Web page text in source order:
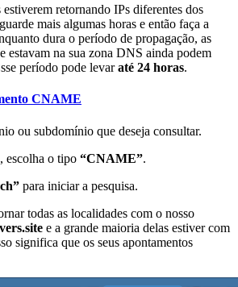
estiverem retornando IPs diferentes dos
mais algumas horas e então faça a
dura o período de propagação, as
estavam na sua zona DNS ainda podem
período pode levaraté 24 horas.
CNAME
ou subdomínio que deseja consultar.
escolha o tipo “CNAME”.
para iniciar a pesquisa.
todas as localidades com o nosso
e a grande maioria delas estiver com
significa que os seus apontamentos